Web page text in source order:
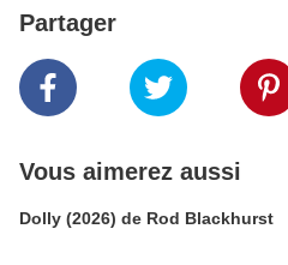
Partager
Vous aimerez aussi
Dolly (2026) de Rod Blackhurst